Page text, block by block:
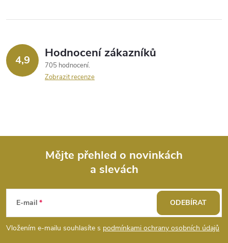
k
y
v4,9 Hodnocení zákazníků
705 hodnocení
Zobrazit recenze
p
Mějte přehled o novinkách
a slevách
E-mail
Vložením e-mailu souhlasíte s podmínkami ochrany osobních údajů
ODEBÍRAT